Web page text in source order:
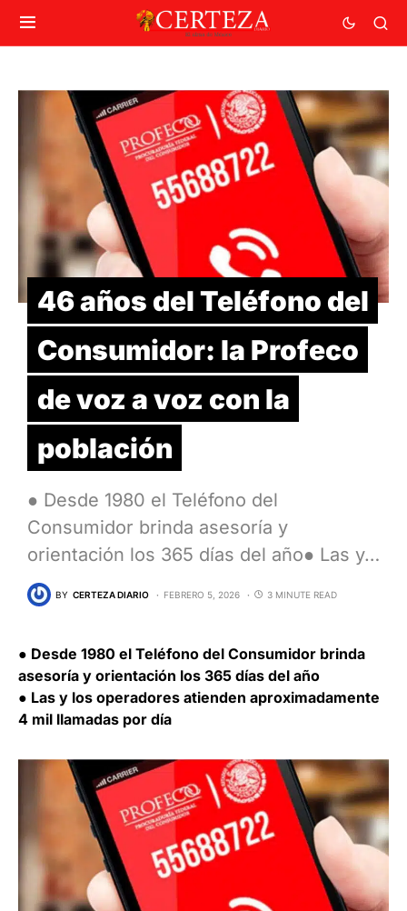
46 años del Teléfono del
Consumidor: la Profeco
de voz a voz con la
población
● Desde 1980 el Teléfono del
Consumidor brinda asesoría y
orientación los 365 días del año● Las y…
BY CERTEZA DIARIO FEBRERO 5, 2026 3 MINUTE READ
● Desde 1980 el Teléfono del Consumidor brinda
asesoría y orientación los 365 días del año
● Las y los operadores atienden aproximadamente
4 mil llamadas por día